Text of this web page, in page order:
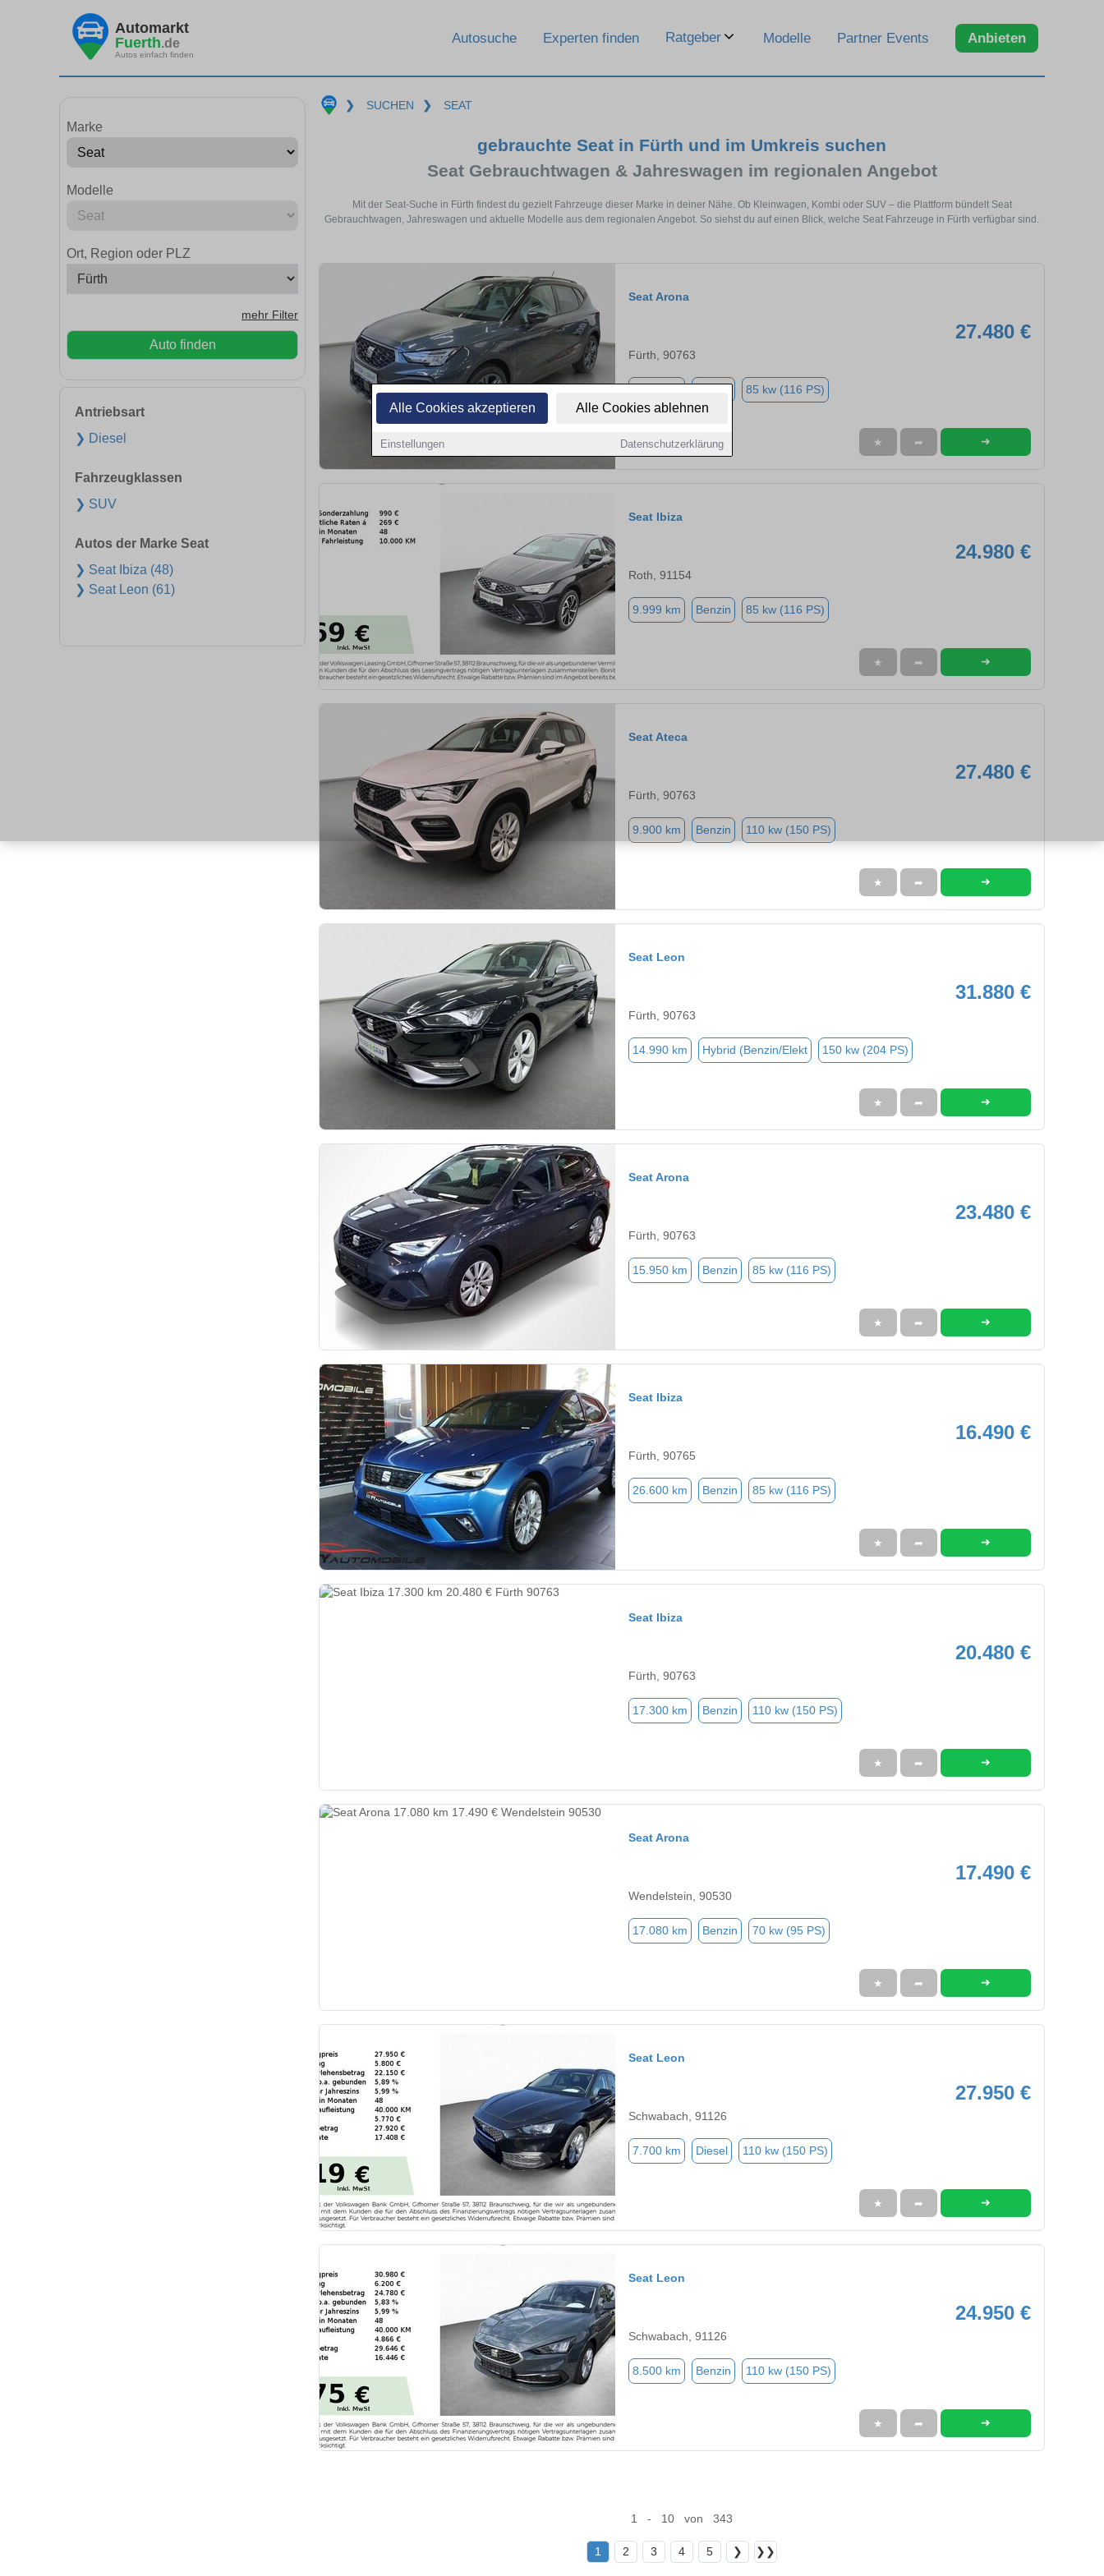
Alle Cookies akzeptieren Alle Cookies ablehnen
Einstellungen Datenschutzerklärung
Automarkt
Fuerth.de
Autos einfach finden
Autosuche Experten finden Ratgeber Modelle Partner Events Anbieten
Marke
Modelle
Ort, Region oder PLZ
mehr Filter
Auto finden
Antriebsart
❯ Diesel
Fahrzeugklassen
❯ SUV
Autos der Marke Seat
❯ Seat Ibiza (48)
❯ Seat Leon (61)
❯ SUCHEN ❯ SEAT
gebrauchte Seat in Fürth und im Umkreis suchen
Seat Gebrauchtwagen & Jahreswagen im regionalen Angebot
Mit der Seat-Suche in Fürth findest du gezielt Fahrzeuge dieser Marke in deiner Nähe. Ob Kleinwagen, Kombi oder SUV – die Plattform bündelt Seat
Gebrauchtwagen, Jahreswagen und aktuelle Modelle aus dem regionalen Angebot. So siehst du auf einen Blick, welche Seat Fahrzeuge in Fürth verfügbar sind.
Seat Arona
27.480 €
Fürth, 90763
85 kw (116 PS)
★ ➦ ➜
Seat Ibiza
24.980 €
Roth, 91154
9.999 km Benzin 85 kw (116 PS)
★ ➦ ➜
Seat Ateca
27.480 €
Fürth, 90763
9.900 km Benzin 110 kw (150 PS)
★ ➦ ➜
Seat Leon
31.880 €
Fürth, 90763
14.990 km Hybrid (Benzin/Elekt 150 kw (204 PS)
★ ➦ ➜
Seat Arona
23.480 €
Fürth, 90763
15.950 km Benzin 85 kw (116 PS)
★ ➦ ➜
Seat Ibiza
16.490 €
Fürth, 90765
26.600 km Benzin 85 kw (116 PS)
★ ➦ ➜
Seat Ibiza
20.480 €
Fürth, 90763
17.300 km Benzin 110 kw (150 PS)
★ ➦ ➜
Seat Arona
17.490 €
Wendelstein, 90530
17.080 km Benzin 70 kw (95 PS)
★ ➦ ➜
Seat Leon
27.950 €
Schwabach, 91126
7.700 km Diesel 110 kw (150 PS)
★ ➦ ➜
Seat Leon
24.950 €
Schwabach, 91126
8.500 km Benzin 110 kw (150 PS)
★ ➦ ➜
1 - 10 von 343
1 2 3 4 5 ❯ ❯❯